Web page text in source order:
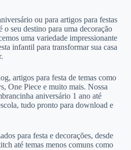
ou para artigos para festas
seu destino para uma decoração
uma variedade impressionante
infantil para transformar sua casa
artigos para festa de temas como
One Piece e muito mais. Nossa
aniversário 1 ano até
tudo pronto para download e
para festa e decorações, desde
até temas menos comuns como